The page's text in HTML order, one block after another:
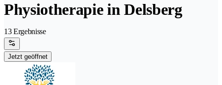
Physiotherapie in Delsberg
13 Ergebnisse
Jetzt geöffnet